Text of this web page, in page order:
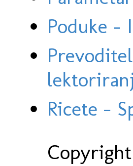
Poduke -
Ricete -